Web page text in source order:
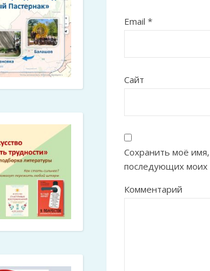
Email *
Сайт
Сохранить моё
последующих моих
Комментарий